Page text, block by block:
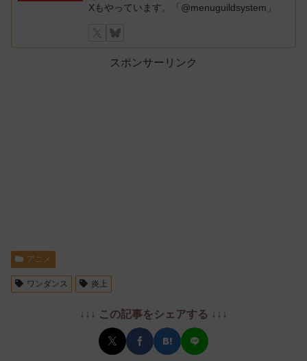
Xもやっています。「@menuguildsystem」
スポンサーリンク
アニメ
ワンダンス 炎上
↓↓↓ この記事をシェアする ↓↓↓